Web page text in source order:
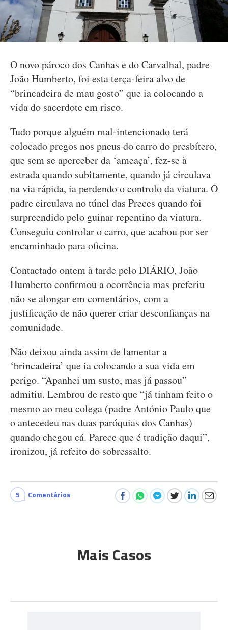
O novo pároco dos Canhas e do Carvalhal, padre
João Humberto, foi esta terça-feira alvo de
“brincadeira de mau gosto” que ia colocando a
vida do sacerdote em risco.
Tudo porque alguém mal-intencionado terá
colocado pregos nos pneus do carro do presbítero,
que sem se aperceber da ‘ameaça’, fez-se à
estrada quando subitamente, quando já circulava
na via rápida, ia perdendo o controlo da viatura. O
padre circulava no túnel das Preces quando foi
surpreendido pelo guinar repentino da viatura.
Conseguiu controlar o carro, que acabou por ser
encaminhado para oficina.
Contactado ontem à tarde pelo DIÁRIO, João
Humberto confirmou a ocorrência mas preferiu
não se alongar em comentários, com a
justificação de não querer criar desconfianças na
comunidade.
Não deixou ainda assim de lamentar a
‘brincadeira’ que ia colocando a sua vida em
perigo. “Apanhei um susto, mas já passou”
admitiu. Lembrou de resto que “já tinham feito o
mesmo ao meu colega (padre António Paulo que
o antecedeu nas duas paróquias dos Canhas)
quando chegou cá. Parece que é tradição daqui”,
ironizou, já refeito do sobressalto.
5 Comentários
Mais Casos